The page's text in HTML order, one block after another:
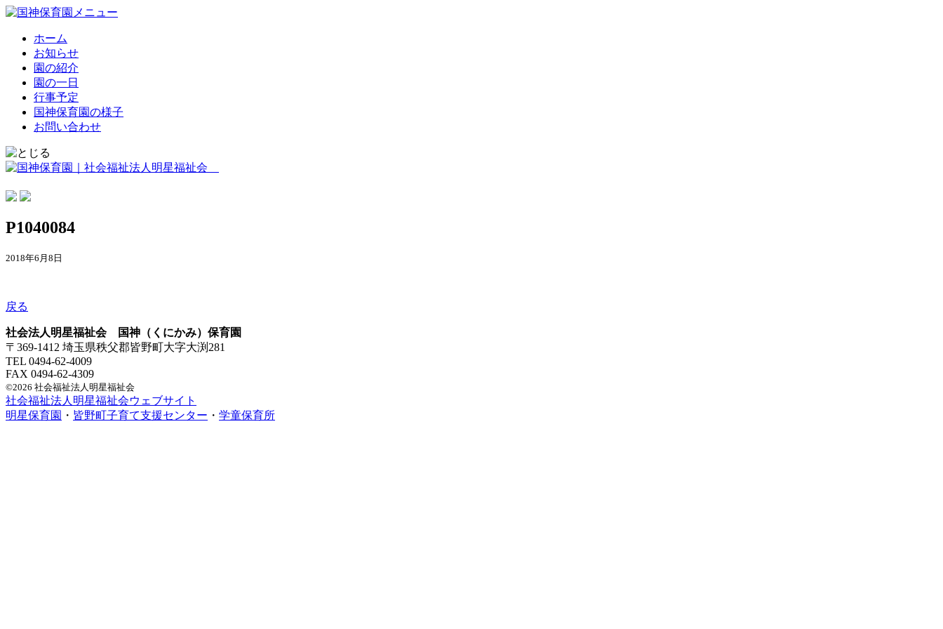
ホーム
お知らせ
園の紹介
園の一日
行事予定
国神保育園の様子
お問い合わせ
P1040084
2018年6月8日
戻る
社会法人明星福祉会 国神（くにかみ）保育園
〒369-1412 埼玉県秩父郡皆野町大字大渕281
TEL 0494-62-4009
FAX 0494-62-4309
©2026 社会福祉法人明星福祉会
社会福祉法人明星福祉会ウェブサイト
明星保育園 ・ 皆野町子育て支援センター ・ 学童保育所